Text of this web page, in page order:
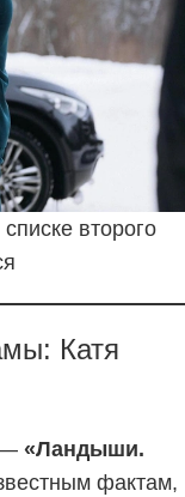
второго
Катя
— «Ландыши.
фактам,